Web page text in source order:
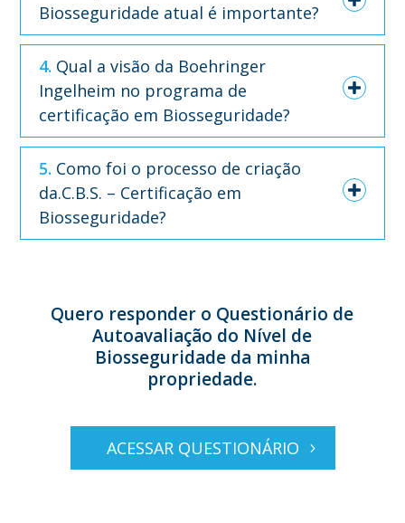
Biosseguridade atual é importante?
4. Qual a visão da Boehringer
Ingelheim no programa de
certificação em Biosseguridade?
5. Como foi o processo de criação
da.C.B.S. – Certificação em
Biosseguridade?
Quero responder o Questionário de
Autoavaliação do Nível de
Biosseguridade da minha
propriedade.
ACESSAR QUESTIONÁRIO